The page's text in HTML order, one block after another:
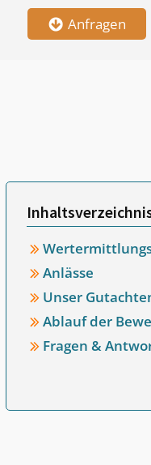
Anfragen
Anlässe
Unser
Ablauf der
Fragen &